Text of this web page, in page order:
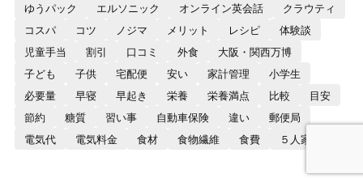
ゆうパック
エルソニック オンライン英会話
クラウティ
コスパ
コツ ノジマ メリット レシピ
体験談
児童手当
割引 口コミ 外食
大阪・関西万博
子ども
子供 宅配便 安い 家計管理
小学生
必要量
早寝 早起き 栄養 栄養満点 比較
目安
節約
糖質 習い事 自動車保険 違い
郵便局
電気代
電気料金 食材 食物繊維 食費 ５人家族